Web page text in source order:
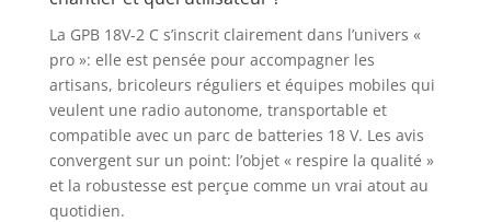
possibilité de
coupler deux
radios à un
smartphone
AMPShare : Les
batteries et
chargeurs sont
entièrement
La GPB 18V-2 C s’inscrit clairement dans l’univers «
pro »: elle est pensée pour accompagner les
artisans, bricoleurs réguliers et équipes mobiles qui
veulent une radio autonome, transportable et
compatible avec un parc de batteries 18 V. Les avis
convergent sur un point: l’objet « respire la qualité »
et la robustesse est perçue comme un vrai atout au
quotidien.